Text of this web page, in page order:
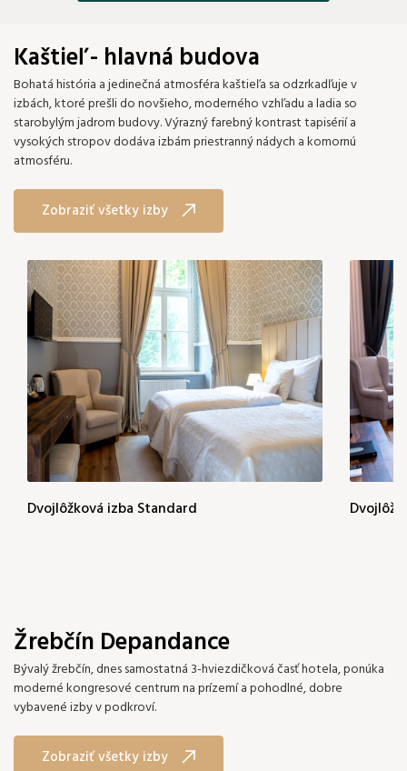
Kaštieľ - hlavná budova
Bohatá história a jedinečná atmosféra kaštieľa sa odzrkadľuje v
izbách, ktoré prešli do novšieho, moderného vzhľadu a ladia so
starobylým jadrom budovy. Výrazný farebný kontrast tapisérií a
vysokých stropov dodáva izbám priestranný nádych a komornú
atmosféru.
Zobraziť všetky izby
Dvojlôžková izba Standard
Žrebčín Depandance
Bývalý žrebčín, dnes samostatná 3-hviezdičková časť hotela, ponúka
moderné kongresové centrum na prízemí a pohodlné, dobre
vybavené izby v podkroví.
Zobraziť všetky izby